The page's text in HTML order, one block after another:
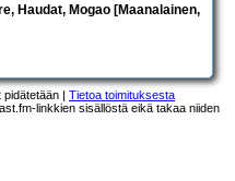
Haudat, Mogao [Maanalainen,
| Tietoa toimituksesta
linkkien sisällöstä eikä takaa niiden